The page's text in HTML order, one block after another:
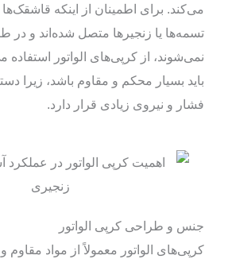
می‌کند. برای اطمینان از اینکه
تسمه‌ها یا زنجیرها متصل شده‌اند و
نمی‌شوند، از کرپی‌های الواتور
باید بسیار محکم و مقاوم باشد، زیرا
فشار و نیروی زیادی قرار دارد.
جنس و طراحی کرپی الواتور
کرپی‌های الواتور معمولاً از مواد مقاوم و